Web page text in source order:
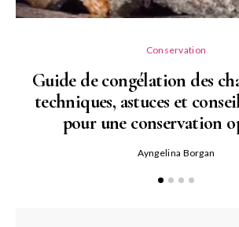
Conservation
Guide de congélation des
techniques, astuces et
pour une conservation
Ayngelina Borgan